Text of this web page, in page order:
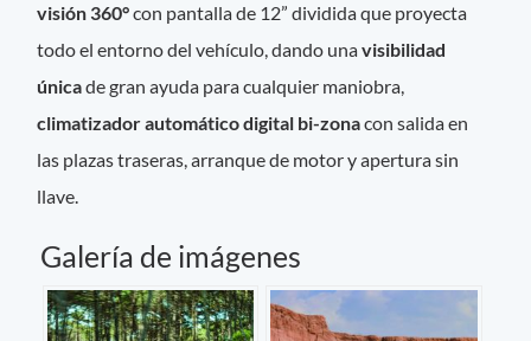
visión 360°con pantalla de 12” dividida que proyecta
todo el entorno del vehículo, dando unavisibilidad
únicade gran ayuda para cualquier maniobra,
climatizador automático digital bi-zonacon salida en
las plazas traseras, arranque de motor y apertura sin
llave.
Galería de imágenes